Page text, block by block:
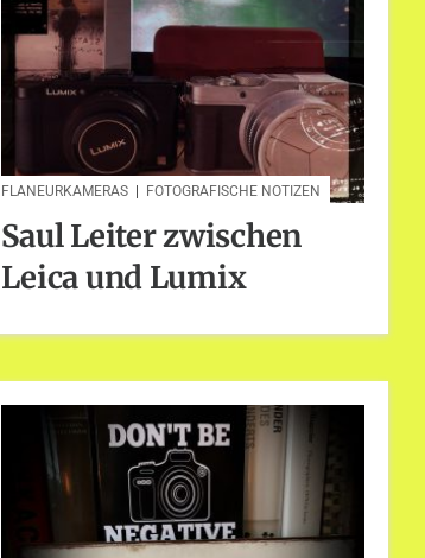
FLANEURKAMERAS FOTOGRAFISCHE NOTIZEN
Saul Leiter zwischen
Leica und Lumix